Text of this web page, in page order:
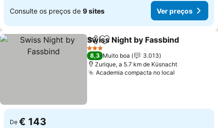
Consulte os preços de 9 sites Ver preços
PartilharAdicionar aos favoritos
Swiss Night by Fassbind
3 Estrelas
8,3 Muito boa
3.013
Zurique, a 5.7 km de Küsnacht
Academia compacta no local
De € 143